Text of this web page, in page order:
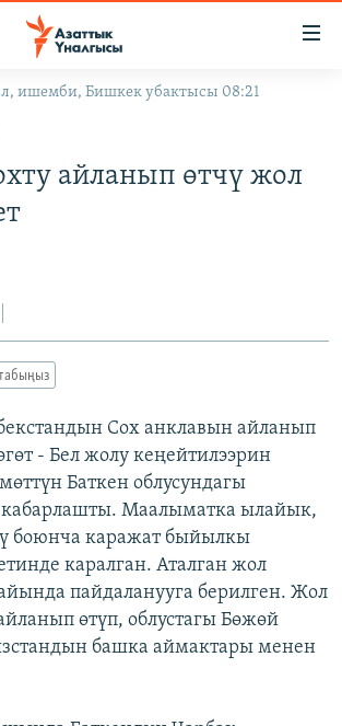
сайттары
ишемби, Бишкек убактысы 08:21
айланып өтчү жол
Сох анклавын айланып
- Бел жолу кеңейтилээрин
Баткен облусундагы
кабарлашты. Маалыматка ылайык,
боюнча каражат быйылкы
каралган. Аталган жол
пайдаланууга берилген. Жол
өтүп, облустагы Бөжөй
башка аймактары менен